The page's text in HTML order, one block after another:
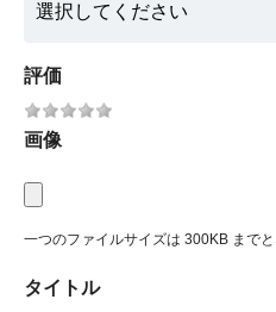
評価
画像
一つのファイルサイズは 300KB までと
タイトル